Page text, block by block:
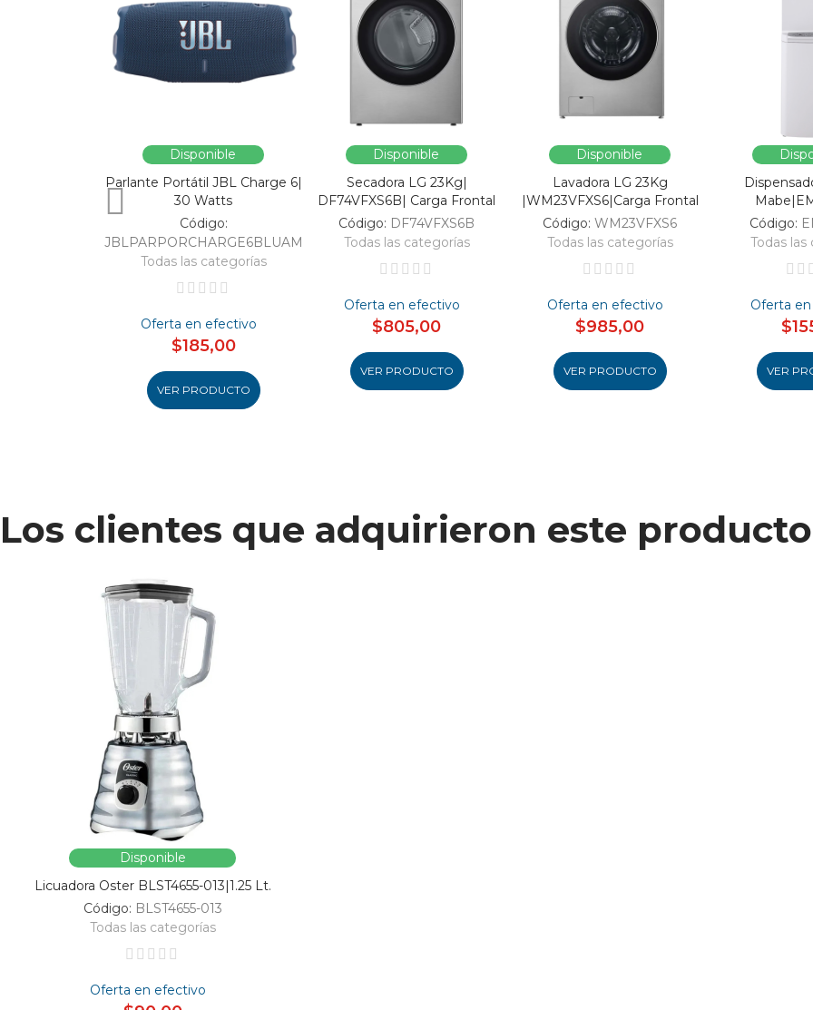
Disponible
Parlante Portátil JBL Charge 6|
30 Watts
Código:
JBLPARPORCHARGE6BLUAM
Todas las categorías
Oferta en efectivo
$185,00
VER PRODUCTO
Disponible
Secadora LG 23Kg|
DF74VFXS6B| Carga Frontal
Código: DF74VFXS6B
Todas las categorías
Oferta en efectivo
$805,00
VER PRODUCTO
Disponible
Lavadora LG 23Kg
|WM23VFXS6|Carga Frontal
Código: WM23VFXS6
Todas las categorías
Oferta en efectivo
$985,00
VER PRODUCTO
Código:
Todas
Oferta
VER
Los clientes que adquirieron este
Disponible
Licuadora Oster BLST4655-013|1.25 Lt.
Código: BLST4655-013
Todas las categorías
Oferta en efectivo